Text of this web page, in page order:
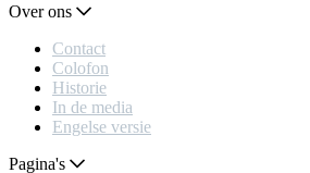
Over ons
Contact
Colofon
Historie
In de media
Engelse versie
Pagina's